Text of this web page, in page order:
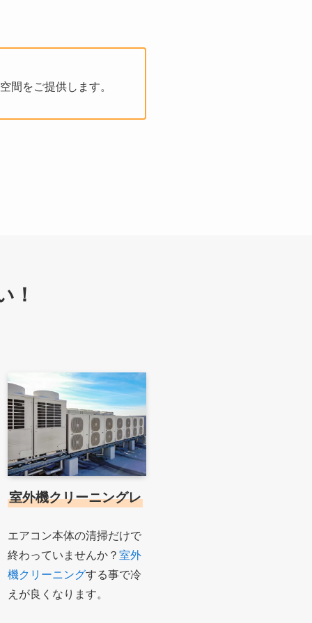
をご提供します。
！
室外機クリーニングレ
エアコン本体の清掃だけで
終わっていませんか？室外
機クリーニングする事で冷
えが良くなります。